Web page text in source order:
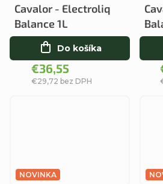
Cavalor - Electroliq
Balance 1L
€29,72 bez DPH
€36,55
Do košíka
NOVINKA